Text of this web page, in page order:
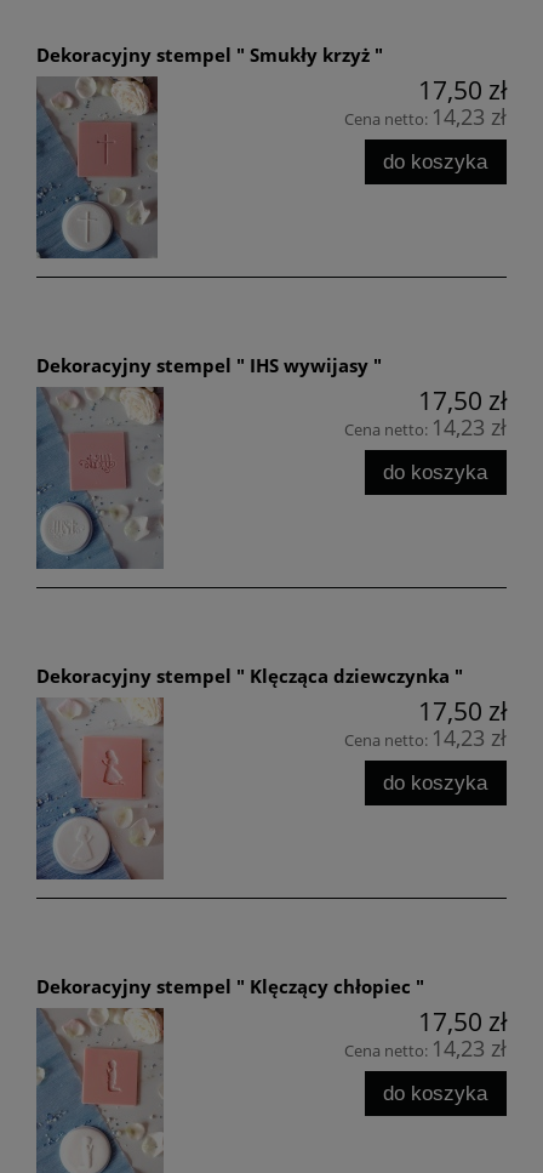
Dekoracyjny stempel " Smukły krzyż "
17,50 zł
Cena netto: 14,23 zł
do koszyka
Dekoracyjny stempel " IHS wywijasy "
17,50 zł
Cena netto: 14,23 zł
do koszyka
Dekoracyjny stempel " Klęcząca dziewczynka "
17,50 zł
Cena netto: 14,23 zł
do koszyka
Dekoracyjny stempel " Klęczący chłopiec "
17,50 zł
Cena netto: 14,23 zł
do koszyka